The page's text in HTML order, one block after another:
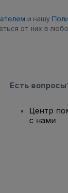
и нашу
от них в
Есть
Центр
с нами